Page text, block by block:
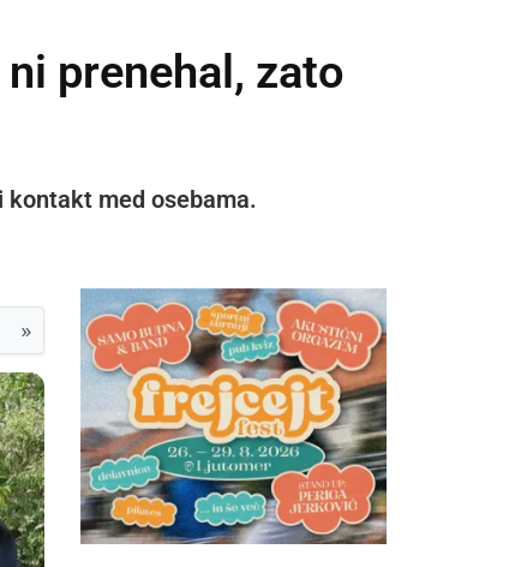
prenehal, zato
kontakt med osebama.
»